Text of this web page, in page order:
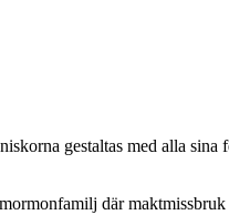
gestaltas med alla
där